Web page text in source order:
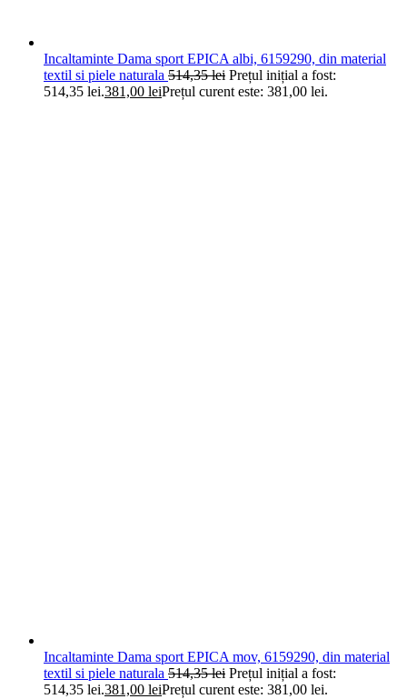
Incaltaminte Dama sport EPICA albi, 6159290, din material
textil si piele naturala 514,35lei Prețul inițial a fost:
514,35 lei.381,00 leiPrețul curent este: 381,00 lei.
Incaltaminte Dama sport EPICA mov, 6159290, din material
textil si piele naturala 514,35lei Prețul inițial a fost:
514,35 lei.381,00 leiPrețul curent este: 381,00 lei.